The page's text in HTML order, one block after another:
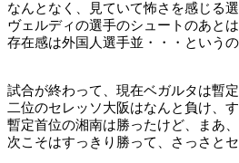
なんとなく、見ていて怖さを感じる選
ヴェルディの選手のシュートのあと
存在感は外国人選手並・・・というの
試合が終わって、現在ベガルタは暫定
二位のセレッソ大阪はなんと負け、
暫定首位の湘南は勝ったけど、まあ
次こそはすっきり勝って、さっさと